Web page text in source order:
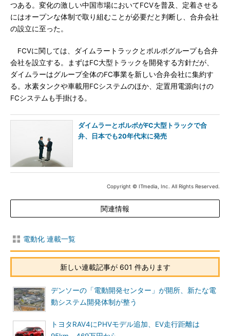
つある。変化の激しい中国市場においてFCVを普及、定着させる
にはオープンな体制で取り組むことが必要だと判断し、合弁会社
の設立に至った。
FCVに関しては、ダイムラートラックとボルボグループも合弁
会社を設立する。まずはFC大型トラックを開発する方針だが、
ダイムラーはグループ全体のFC事業を新しい合弁会社に集約す
る。水素タンクや車載用FCシステムのほか、定置用電源向けの
FCシステムも手掛ける。
ダイムラーとボルボがFC大型トラックで合
弁、日本でも20年代末に発売
Copyright © ITmedia, Inc. All Rights Reserved.
関連情報
電動化 連載一覧
新しい連載記事が 601 件あります
デンソーの「電動開発センター」が開所、新たな電
動システム開発体制が整う
トヨタRAV4にPHVモデル追加、EV走行距離は